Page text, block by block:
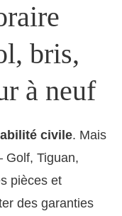
bris,
à neuf
civile. Mais
Golf, Tiguan,
pièces et
des garanties